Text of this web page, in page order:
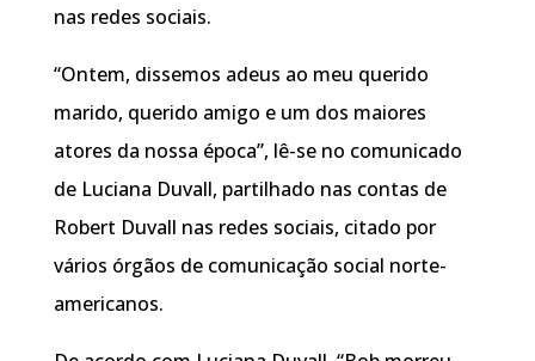
nas redes sociais.
“Ontem, dissemos adeus ao meu querido
marido, querido amigo e um dos maiores
atores da nossa época”, lê-se no comunicado
de Luciana Duvall, partilhado nas contas de
Robert Duvall nas redes sociais, citado por
vários órgãos de comunicação social norte-
americanos.